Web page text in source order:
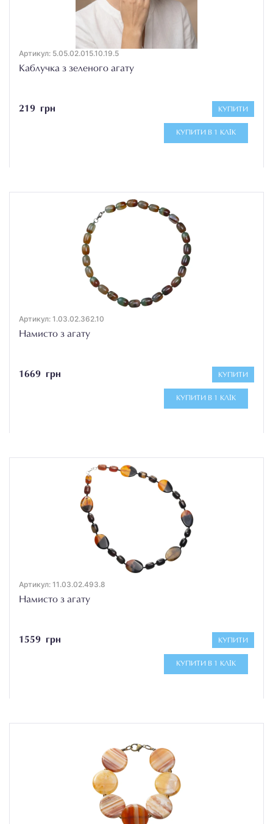
Артикул: 5.05.02.015.10.19.5
Каблучка з зеленого агату
219 грн КУПИТИ
КУПИТИ В 1 КЛІК
Артикул: 1.03.02.362.10
Намисто з агату
1669 грн КУПИТИ
КУПИТИ В 1 КЛІК
Артикул: 11.03.02.493.8
Намисто з агату
1559 грн КУПИТИ
КУПИТИ В 1 КЛІК